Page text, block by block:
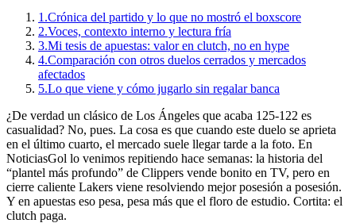
1.Crónica del partido y lo que no mostró el boxscore
2.Voces, contexto interno y lectura fría
3.Mi tesis de apuestas: valor en clutch, no en hype
4.Comparación con otros duelos cerrados y mercados
afectados
5.Lo que viene y cómo jugarlo sin regalar banca
¿De verdad un clásico de Los Ángeles que acaba 125-122 es
casualidad? No, pues. La cosa es que cuando este duelo se aprieta
en el último cuarto, el mercado suele llegar tarde a la foto. En
NoticiasGol lo venimos repitiendo hace semanas: la historia del
“plantel más profundo” de Clippers vende bonito en TV, pero en
cierre caliente Lakers viene resolviendo mejor posesión a posesión.
Y en apuestas eso pesa, pesa más que el floro de estudio. Cortita: el
clutch paga.